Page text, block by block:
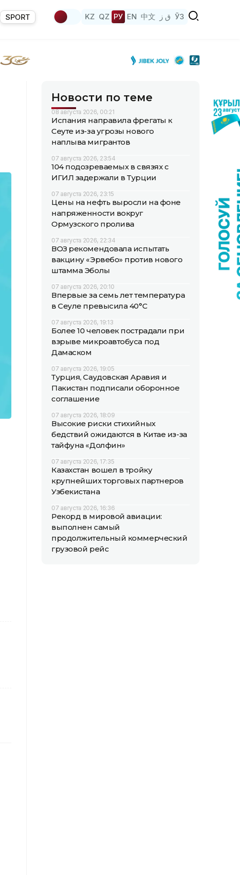
SPORT KZ QZ РУ EN 中文 ق ز ЎЗ
Новости по теме
08 августа 2026, 00:21
Испания направила фрегаты к
Сеуте из-за угрозы нового
наплыва мигрантов
07 августа 2026, 23:54
104 подозреваемых в связях с
ИГИЛ задержали в Турции
07 августа 2026, 23:15
Цены на нефть выросли на фоне
напряженности вокруг
Ормузского пролива
07 августа 2026, 22:34
ВОЗ рекомендовала испытать
вакцину «Эрвебо» против нового
штамма Эболы
07 августа 2026, 20:10
Впервые за семь лет температура
в Сеуле превысила 40°C
07 августа 2026, 19:13
Более 10 человек пострадали при
взрыве микроавтобуса под
Дамаском
07 августа 2026, 19:05
Турция, Саудовская Аравия и
Пакистан подписали оборонное
соглашение
07 августа 2026, 18:09
Высокие риски стихийных
бедствий ожидаются в Китае из-за
тайфуна «Долфин»
07 августа 2026, 17:35
Казахстан вошел в тройку
крупнейших торговых партнеров
Узбекистана
07 августа 2026, 16:36
Рекорд в мировой авиации:
выполнен самый
продолжительный коммерческий
грузовой рейс